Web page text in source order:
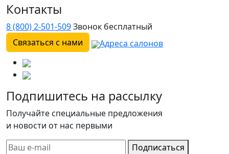
Контакты
8 (800) 2-501-509Звонок бесплатный
Связаться с нами
Адреса салонов
Подпишитесь на рассылку
Получайте специальные предложения
и новости от нас первыми
Подписаться